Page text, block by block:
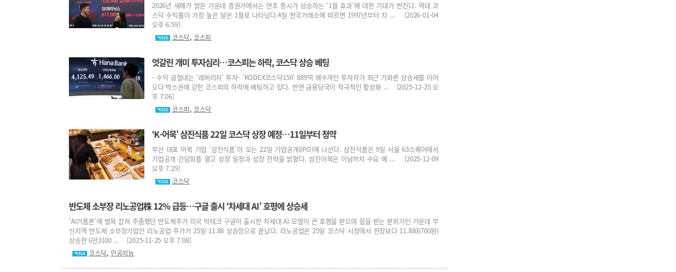
2026년 새해가 밝은 가운데 증권가에서는 연초 증시가 상승하는 ‘1월 효과’에 대한 기대가 번진다. 역대 코
스닥 수익률이 가장 높은 달은 1월로 나타났다.4일 한국거래소에 따르면 1997년부터 지 ... [2026-01-04
오후 6:59]
코스닥, 코스피
엇갈린 개미 투자심리…코스피는 하락, 코스닥 상승 베팅
- 수익 곱절내는 ‘레버리지’ 투자- ‘KODEX코스닥150’ 889억 매수개인 투자자가 최근 가파른 상승세를 이어
오다 박스권에 갇힌 코스피의 하락에 베팅하고 있다. 반면 금융당국이 적극적인 활성화 ... [2025-12-25 오
후 7:06]
코스피, 코스닥
‘K-어묵’ 삼진식품 22일 코스닥 상장 예정…11일부터 청약
부산 대표 어묵 기업 ‘삼진식품’이 오는 22일 기업공개(IPO)에 나선다. 삼진식품은 9일 서울 63스퀘어에서
기업공개 간담회를 열고 상장 일정과 성장 전략을 밝혔다. 삼진어묵은 이날까지 수요 예 ... [2025-12-09
오후 7:29]
코스닥
반도체 소부장 리노공업株 12% 급등…구글 출시 ‘차세대 AI’ 호평에 상승세
‘AI거품론’에 발목 잡혀 주춤했던 반도체주가 미국 빅테크 구글이 출시한 차세대 AI 모델이 큰 호평을 받으며 힘을 받는 분위기인 가운데 부
산지역 반도체 소부장기업인 리노공업 주가가 25일 11.88 상승장으로 끝났다. 리노공업은 25일 코스닥 시장에서 전장보다 11.88(6700원)
상승한 6만3100 ... [2025-11-25 오후 7:08]
코스닥, 인공지능